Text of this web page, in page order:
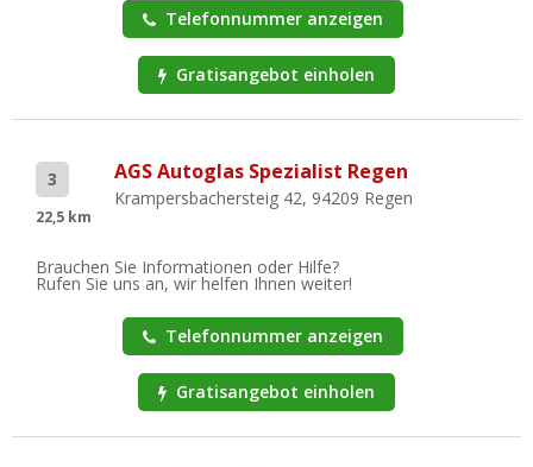
Telefonnummer anzeigen
Gratisangebot einholen
3
22,5 km
AGS Autoglas Spezialist Regen
Krampersbachersteig 42, 94209 Regen
Brauchen Sie Informationen oder Hilfe?
Rufen Sie uns an, wir helfen Ihnen weiter!
Telefonnummer anzeigen
Gratisangebot einholen